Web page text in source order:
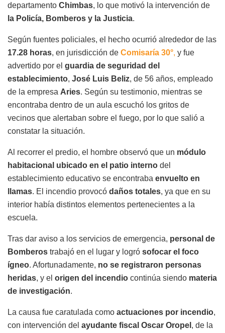
departamento Chimbas, lo que motivó la intervención de
la Policía, Bomberos y la Justicia.
Según fuentes policiales, el hecho ocurrió alrededor de las
17.28 horas, en jurisdicción de Comisaría 30°, y fue
advertido por el guardia de seguridad del
establecimiento, José Luis Beliz, de 56 años, empleado
de la empresa Aries. Según su testimonio, mientras se
encontraba dentro de un aula escuchó los gritos de
vecinos que alertaban sobre el fuego, por lo que salió a
constatar la situación.
Al recorrer el predio, el hombre observó que un módulo
habitacional ubicado en el patio interno del
establecimiento educativo se encontraba envuelto en
llamas. El incendio provocó daños totales, ya que en su
interior había distintos elementos pertenecientes a la
escuela.
Tras dar aviso a los servicios de emergencia, personal de
Bomberos trabajó en el lugar y logró sofocar el foco
ígneo. Afortunadamente, no se registraron personas
heridas, y el origen del incendio continúa siendo materia
de investigación.
La causa fue caratulada como actuaciones por incendio,
con intervención del ayudante fiscal Oscar Oropel , de la